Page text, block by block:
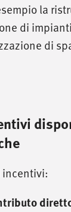
la
di
di
incentivi: